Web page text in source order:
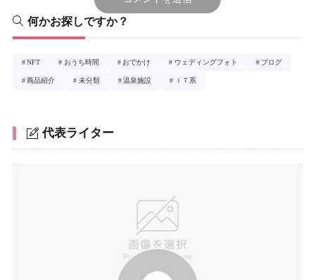
何かお探しですか？
NFT おうち時間 おでかけ ウェディングフォト ブログ
商品紹介 未分類 温泉施設 ＩＴ系
代表ライター